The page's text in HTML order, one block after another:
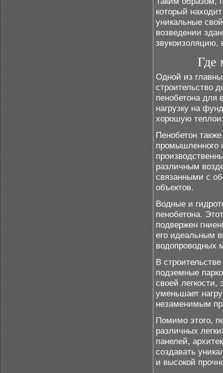
который
уникальные
возведении
звукоизоляцию,
Где
Одной из
строительство
пенобетона для
нагрузку на
хорошую
Пенобетон
промышленного
различным
связанными с
объектов.
Водные и
пенобетона.
подвержен
его идеальным
водопроводных
В
подземные
своей легкости,
уменьшает
незаменимым
Помимо этого,
различных
панелей,
создавать
и высокой